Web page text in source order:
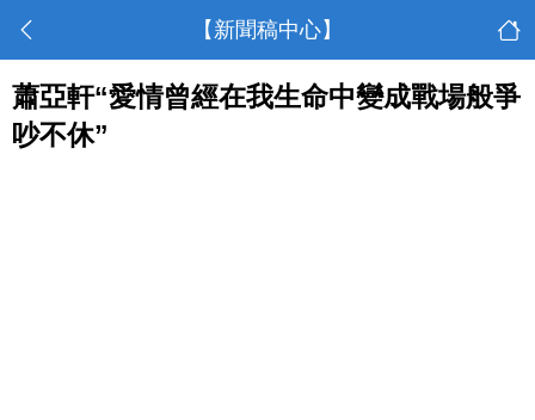
【新聞稿中心】
蕭亞軒“愛情曾經在我生命中變成戰場般爭
吵不休”